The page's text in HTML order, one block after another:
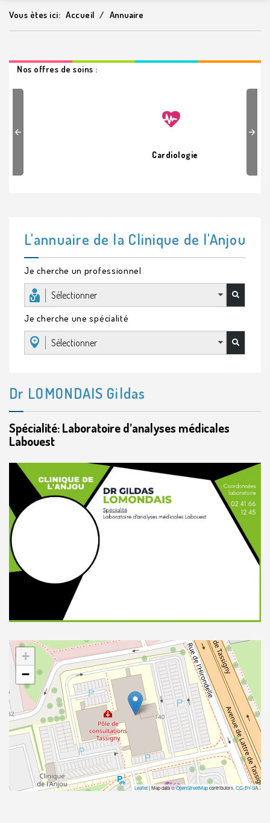
Vous ètes ici: Accueil Annuaire
Nos offres de soins :
Previous
Cardiologie
Next
L'annuaire de la Clinique de l'Anjou
Je cherche un professionnel
Sélectionner
Je cherche une spécialité
Sélectionner
Dr LOMONDAIS Gildas
Spécialité: Laboratoire d’analyses médicales
Labouest
+
−
Leaflet| Map data ©OpenStreetMapcontributors, CC-BY-SA